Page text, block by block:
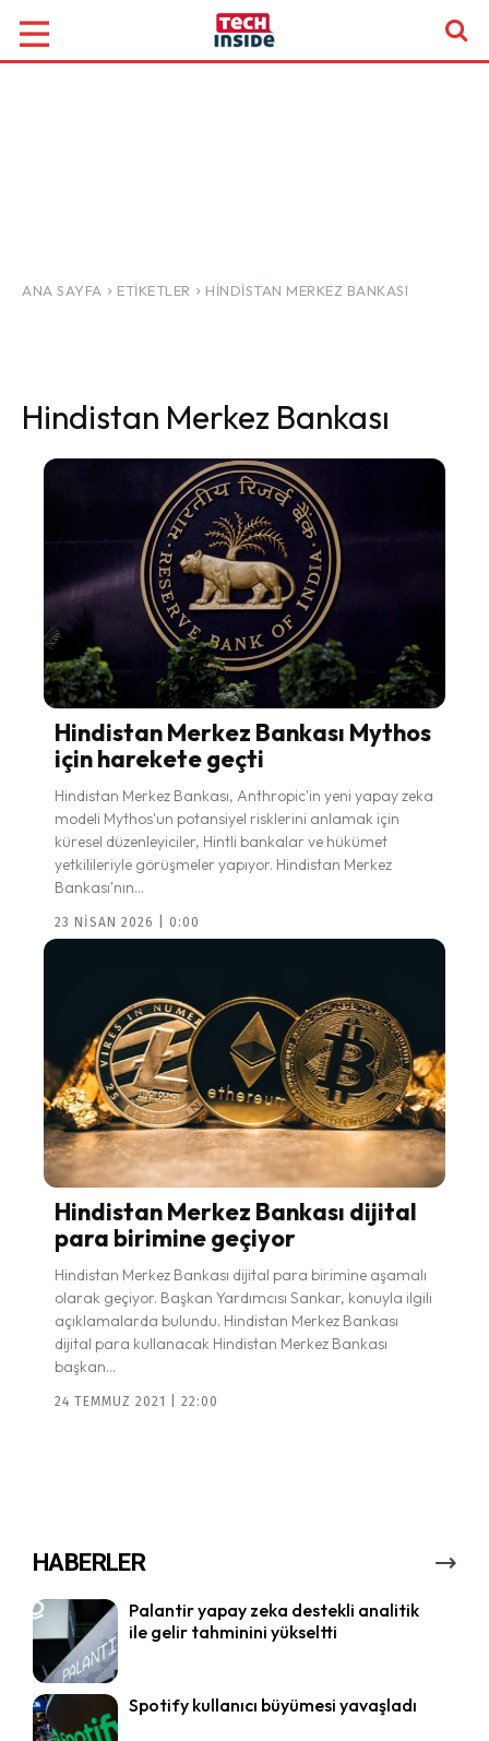
ANA SAYFA ETIKETLER HINDISTAN MERKEZ BANKASI
Hindistan Merkez Bankası
Hindistan Merkez Bankası Mythos
için harekete geçti
Hindistan Merkez Bankası, Anthropic'in yeni yapay zeka
modeli Mythos'un potansiyel risklerini anlamak için
küresel düzenleyiciler, Hintli bankalar ve hükümet
yetkilileriyle görüşmeler yapıyor. Hindistan Merkez
Bankası'nın...
23 NISAN 2026 | 0:00
Hindistan Merkez Bankası dijital
para birimine geçiyor
Hindistan Merkez Bankası dijital para birimine aşamalı
olarak geçiyor. Başkan Yardımcısı Sankar, konuyla ilgili
açıklamalarda bulundu. Hindistan Merkez Bankası
dijital para kullanacak Hindistan Merkez Bankası
başkan...
24 TEMMUZ 2021 | 22:00
HABERLER
Palantir yapay zeka destekli analitik
ile gelir tahminini yükseltti
Spotify kullanıcı büyümesi yavaşladı